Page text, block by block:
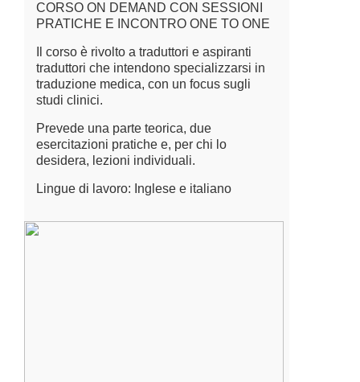
CORSO ON DEMAND CON SESSIONI
PRATICHE E INCONTRO ONE TO ONE
Il corso è rivolto a traduttori e aspiranti
traduttori che intendono specializzarsi in
traduzione medica, con un focus sugli
studi clinici.
Prevede una parte teorica, due
esercitazioni pratiche e, per chi lo
desidera, lezioni individuali.
Lingue di lavoro: Inglese e italiano